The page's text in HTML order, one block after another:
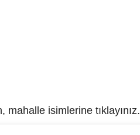
isimlerine tıklayınız.